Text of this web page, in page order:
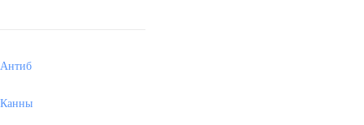
Антиб
Канны